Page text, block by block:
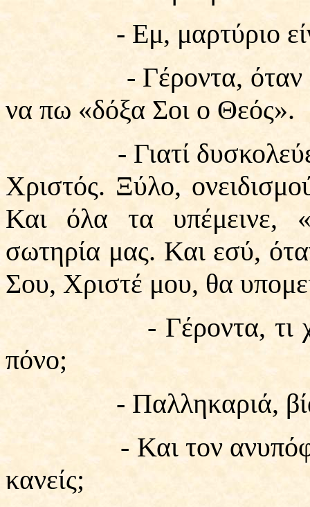
- Εμ, μαρτύριο
- Γέροντα, όταν έχω
να πω «δόξα Σοι ο Θεός».
- Γιατί
Χριστός. Ξύλο,
Και όλα τα υπέμεινε,
σωτηρία μας. Και εσύ,
Σου, Χριστέ μου, θα
- Γέροντα, τι
πόνο;
- Παλληκαριά, βία
- Και τον ανυπόφορο
κανείς;